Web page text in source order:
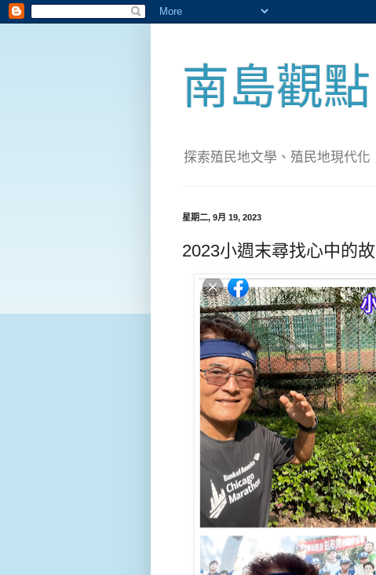
南島觀點
探索殖民地文學、殖民地現代化
星期二, 9月 19, 2023
2023小週末尋找心中的